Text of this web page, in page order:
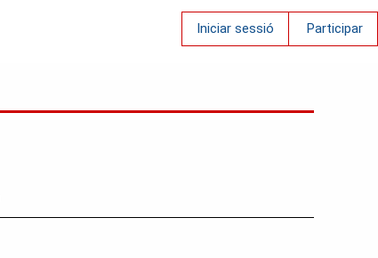
Iniciar sessió Participar